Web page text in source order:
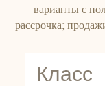
варианты с
рассрочка;
Класс